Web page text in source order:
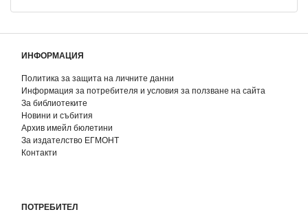
ИНФОРМАЦИЯ
Политика за защита на личните данни
Информация за потребителя и условия за ползване на сайта
За библиотеките
Новини и събития
Архив имейл бюлетини
За издателство ЕГМОНТ
Контакти
ПОТРЕБИТЕЛ